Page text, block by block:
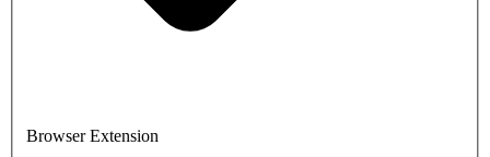
Browser Extension